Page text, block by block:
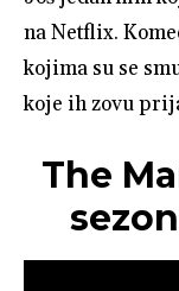
na Netflix.
kojima su se
koje ih zovu
The